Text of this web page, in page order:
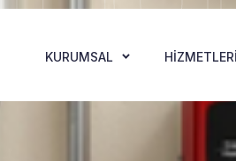
KURUMSAL